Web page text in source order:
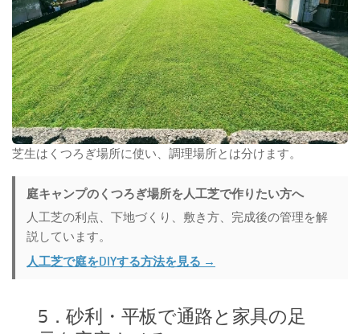
芝生はくつろぎ場所に使い、調理場所とは分けます。
庭キャンプのくつろぎ場所を人工芝で作りたい方へ
人工芝の利点、下地づくり、敷き方、完成後の管理を解
説しています。
人工芝で庭をDIYする方法を見る →
5．砂利・平板で通路と家具の足